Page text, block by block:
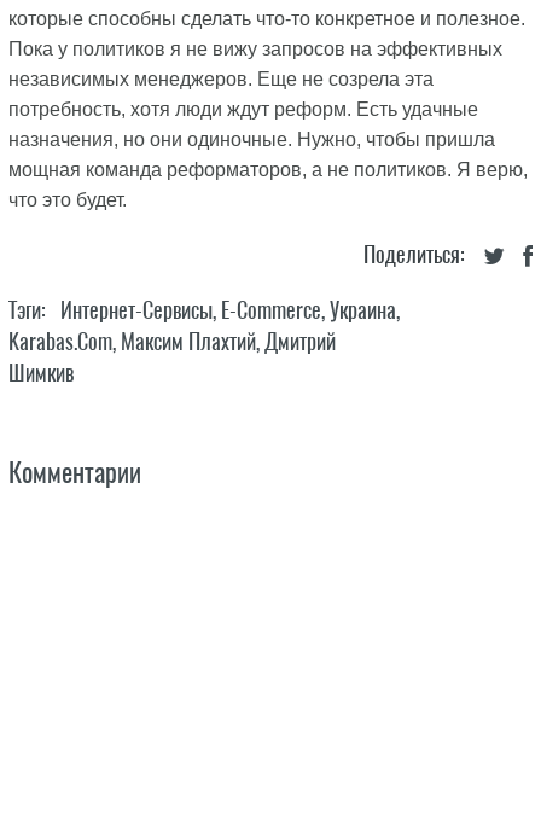
которые способны сделать что-то конкретное и полезное.
Пока у политиков я не вижу запросов на эффективных
независимых менеджеров. Еще не созрела эта
потребность, хотя люди ждут реформ. Есть удачные
назначения, но они одиночные. Нужно, чтобы пришла
мощная команда реформаторов, а не политиков. Я верю,
что это будет.
Поделиться:
Тэги: Интернет-Сервисы, E-Commerce,Украина,
Karabas.com, Максим Плахтий,Дмитрий
Шимкив
Комментарии